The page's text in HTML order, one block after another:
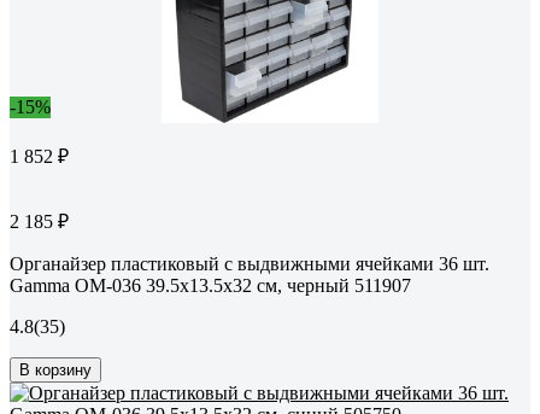
-15%
1 852 ₽
2 185 ₽
Органайзер пластиковый с выдвижными ячейками 36 шт.
Gamma ОМ-036 39.5x13.5x32 см, черный 511907
4.8(35)
В корзину